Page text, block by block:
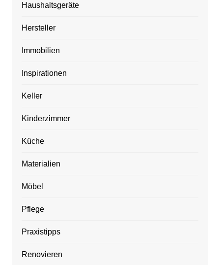
Haushaltsgeräte
Hersteller
Immobilien
Inspirationen
Keller
Kinderzimmer
Küche
Materialien
Möbel
Pflege
Praxistipps
Renovieren